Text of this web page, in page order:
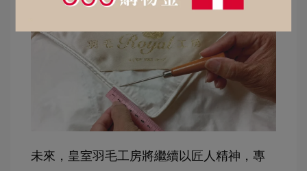
未來，皇室羽毛工房將繼續以匠人精神，專